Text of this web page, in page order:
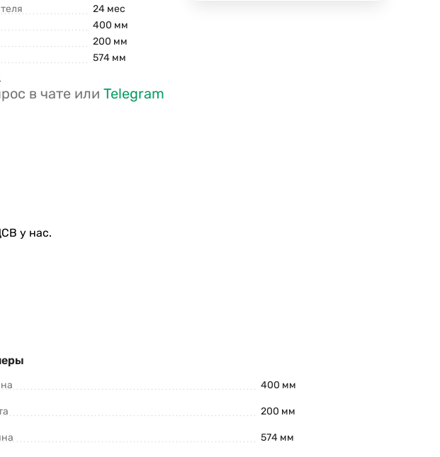
24 мес
400 мм
200 мм
574 мм
в чате илиTelegram
у нас.
400 мм
200 мм
574 мм